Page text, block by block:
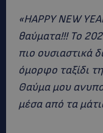
«HAPPY NEW
θαύματα!!! Το
πιο ουσιαστικά
όμορφο ταξίδι
Θαύμα μου
μέσα από τα